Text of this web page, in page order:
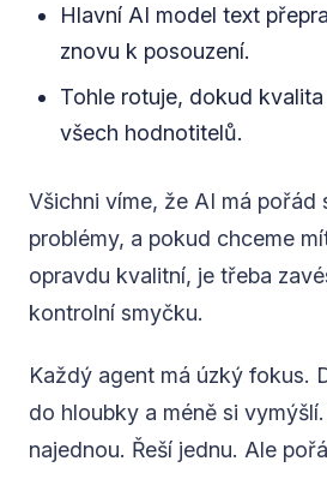
Hlavní AI model text
znovu k posouzení.
Tohle rotuje, dokud
všech hodnotitelů.
Všichni víme, že AI má pořád
problémy, a pokud chceme
opravdu kvalitní, je třeba
kontrolní smyčku.
Každý agent má úzký fokus.
do hloubky a méně si
najednou. Řeší jednu. Ale